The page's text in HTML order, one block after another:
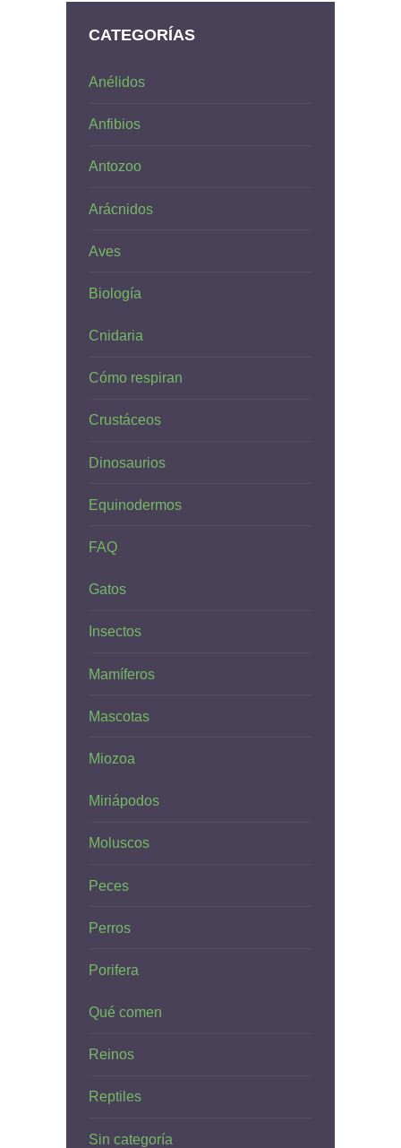
CATEGORÍAS
Anélidos
Anfibios
Antozoo
Arácnidos
Aves
Biología
Cnidaria
Cómo respiran
Crustáceos
Dinosaurios
Equinodermos
FAQ
Gatos
Insectos
Mamíferos
Mascotas
Miozoa
Miriápodos
Moluscos
Peces
Perros
Porifera
Qué comen
Reinos
Reptiles
Sin categoría